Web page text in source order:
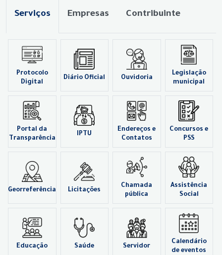
Serviços Empresas Contribuinte
Protocolo
Digital
Diário Oficial Ouvidoria
Legislação
municipal
Portal da
Transparência
IPTU
Endereços e
Contatos
Concursos e
PSS
Georreferência Licitações
Chamada
pública
Assistência
Social
Educação Saúde Servidor
Calendário
de eventos